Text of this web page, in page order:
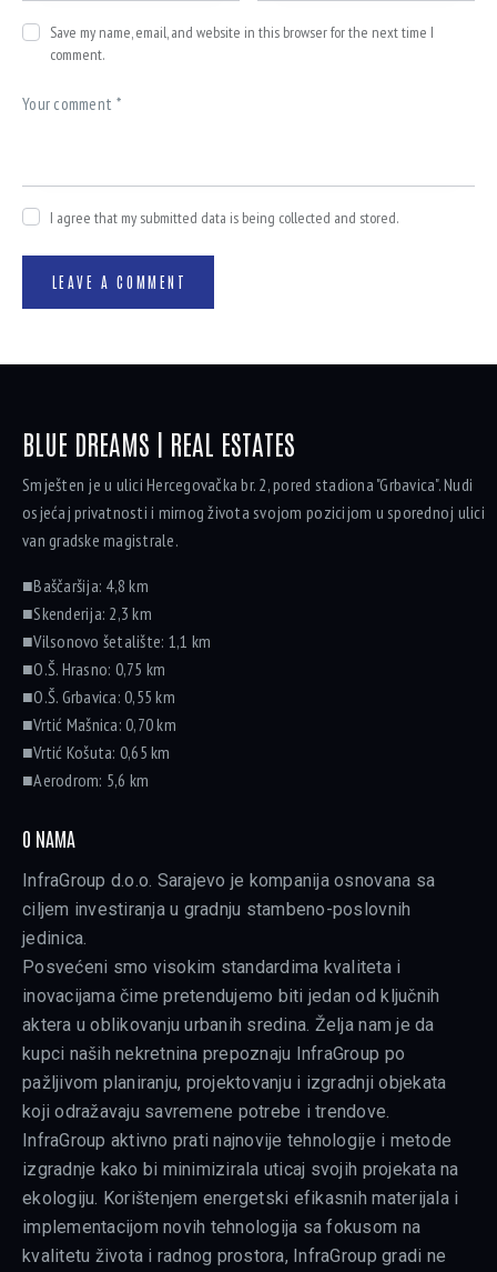
Save my name, email, and website in this browser for the next time I
comment.
I agree that my submitted data is being collected and stored.
BLUE DREAMS | REAL ESTATES
Smješten je u ulici Hercegovačka br. 2, pored stadiona "Grbavica". Nudi
osjećaj privatnosti i mirnog života svojom pozicijom u sporednoj ulici
van gradske magistrale.
■Baščaršija: 4,8 km
■Skenderija: 2,3 km
■Vilsonovo šetalište: 1,1 km
■O.Š. Hrasno: 0,75 km
■O.Š. Grbavica: 0,55 km
■Vrtić Mašnica: 0,70 km
■Vrtić Košuta: 0,65 km
■Aerodrom: 5,6 km
O NAMA
InfraGroup d.o.o. Sarajevo je kompanija osnovana sa
ciljem investiranja u gradnju stambeno-poslovnih
jedinica.
Posvećeni smo visokim standardima kvaliteta i
inovacijama čime pretendujemo biti jedan od ključnih
aktera u oblikovanju urbanih sredina. Želja nam je da
kupci naših nekretnina prepoznaju InfraGroup po
pažljivom planiranju, projektovanju i izgradnji objekata
koji odražavaju savremene potrebe i trendove.
InfraGroup aktivno prati najnovije tehnologije i metode
izgradnje kako bi minimizirala uticaj svojih projekata na
ekologiju. Korištenjem energetski efikasnih materijala i
implementacijom novih tehnologija sa fokusom na
kvalitetu života i radnog prostora, InfraGroup gradi ne